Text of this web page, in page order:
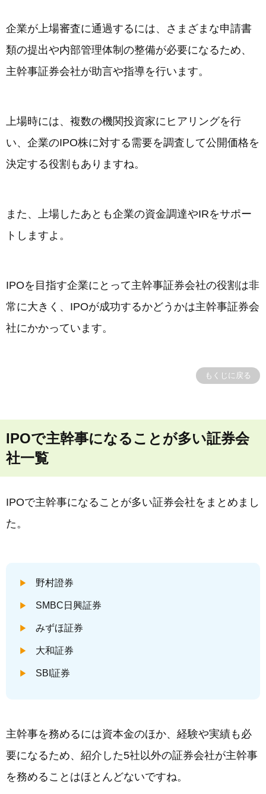
企業が上場審査に通過するには、さまざまな申請書
類の提出や内部管理体制の整備が必要になるため、
主幹事証券会社が助言や指導を行います。
上場時には、複数の機関投資家にヒアリングを行
い、企業のIPO株に対する需要を調査して公開価格を
決定する役割もありますね。
また、上場したあとも企業の資金調達やIRをサポー
トしますよ。
IPOを目指す企業にとって主幹事証券会社の役割は非
常に大きく、IPOが成功するかどうかは主幹事証券会
社にかかっています。
もくじに戻る
IPOで主幹事になることが多い証券会
社一覧
IPOで主幹事になることが多い証券会社をまとめまし
た。
野村證券
SMBC日興証券
みずほ証券
大和証券
SBI証券
主幹事を務めるには資本金のほか、経験や実績も必
要になるため、紹介した5社以外の証券会社が主幹事
を務めることはほとんどないですね。